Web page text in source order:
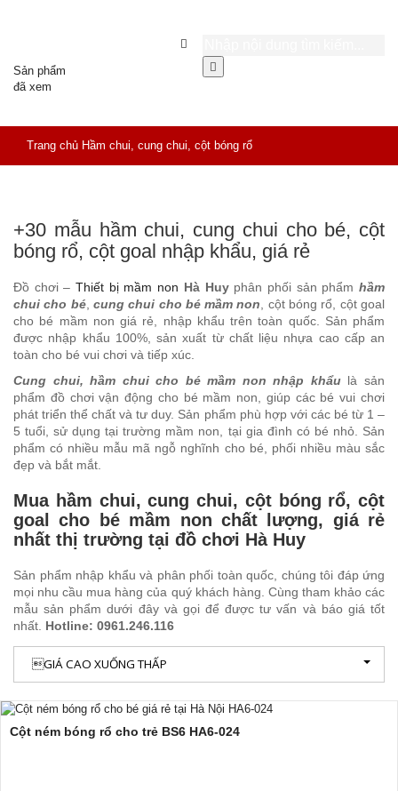
Sản phẩm
đã xem
Trang chủ Hầm chui, cung chui, cột bóng rổ
+30 mẫu hầm chui, cung chui cho bé, cột
bóng rổ, cột goal nhập khẩu, giá rẻ
Đồ chơi –Thiết bị mầm non Hà Huyphân phối sản phẩmhầm
chui cho bé, cung chui cho bé mầm non, cột bóng rổ, cột goal
cho bé mầm non giá rẻ, nhập khẩu trên toàn quốc. Sản phẩm
được nhập khẩu 100%, sản xuất từ chất liệu nhựa cao cấp an
toàn cho bé vui chơi và tiếp xúc.
Cung chui, hầm chui cho bé mầm non nhập khẩulà sản
phẩm đồ chơi vận động cho bé mầm non, giúp các bé vui chơi
phát triển thể chất và tư duy. Sản phẩm phù hợp với các bé từ 1 –
5 tuổi, sử dụng tại trường mầm non, tại gia đình có bé nhỏ. Sản
phẩm có nhiều mẫu mã ngỗ nghĩnh cho bé, phối nhiều màu sắc
đẹp và bắt mắt.
Mua hầm chui, cung chui, cột bóng rổ, cột
goal cho bé mầm non chất lượng, giá rẻ
nhất thị trường tại đồ chơi Hà Huy
Sản phẩm nhập khẩu và phân phối toàn quốc, chúng tôi đáp ứng
mọi nhu cầu mua hàng của quý khách hàng. Cùng tham khảo các
mẫu sản phẩm dưới đây và gọi để được tư vấn và báo giá tốt
nhất. Hotline: 0961.246.116
GIÁ CAO XUỐNG THẤP
Cột ném bóng rổ cho trẻ BS6 HA6-024